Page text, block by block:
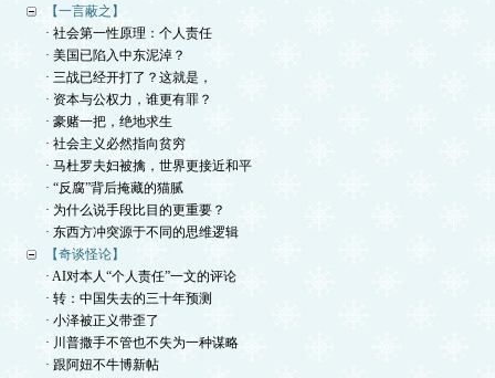
【一言蔽之】
· 社会第一性原理：个人责任
· 美国已陷入中东泥淖？
· 三战已经开打了？这就是，
· 资本与公权力，谁更有罪？
· 豪赌一把，绝地求生
· 社会主义必然指向贫穷
· 马杜罗夫妇被擒，世界更接近和平
· “反腐”背后掩藏的猫腻
· 为什么说手段比目的更重要？
· 东西方冲突源于不同的思维逻辑
【奇谈怪论】
· AI对本人“个人责任”一文的评论
· 转：中国失去的三十年预测
· 小泽被正义带歪了
· 川普撒手不管也不失为一种谋略
· 跟阿妞不牛博新帖